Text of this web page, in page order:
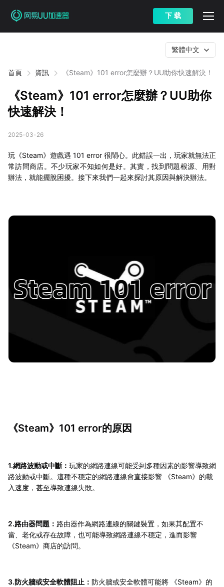
下 载
首頁 資訊 《Steam》101 error怎麼辦？UU助你快速解決！
繁體中文
《Steam》101 error怎麼辦？UU助你
快速解決！
2025-03-26
玩《Steam》遊戲遇 101 error 很鬧心。此錯誤一出，玩家就無法正
常訪問商店。不少玩家不知如何是好。其實，找到問題根源、用對
辦法，就能擺脫困擾。接下來我們一起來探討其原因與解決辦法。
《Steam》101 error的原因
1.網路波動或中斷： 玩家的網路連線可能受到多種因素的影響導致網
路波動或中斷。這種不穩定的網路連線會直接影響 《Steam》的載
入速度，甚至導致連線失敗。
2.路由器問題： 路由器作為網路連線的關鍵裝置，如果其配置不
當、老化或存在故障，也可能導致網路連線不穩定，進而影響
《Steam》商店的訪問。
3.防火牆或安全軟體阻止： 防火牆或安全軟體可能將 《Steam》的